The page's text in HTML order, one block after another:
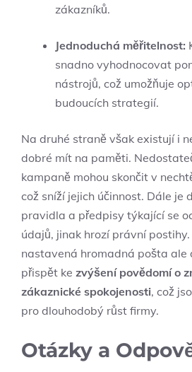
zákazníků.
Jednoduchá měřitelnost:
snadno vyhodnocovat
nástrojů, což umožňuje
budoucích strategií.
Na druhé straně však existují i
dobré mít na paměti.
kampaně mohou skončit v
což sníží jejich účinnost. Dále je
pravidla a předpisy týkající se
údajů, jinak hrozí právní
nastavená hromadná pošta ale
přispět ke zvýšení povědomí o
zákaznické spokojenosti, což
pro dlouhodobý růst firmy.
Otázky a